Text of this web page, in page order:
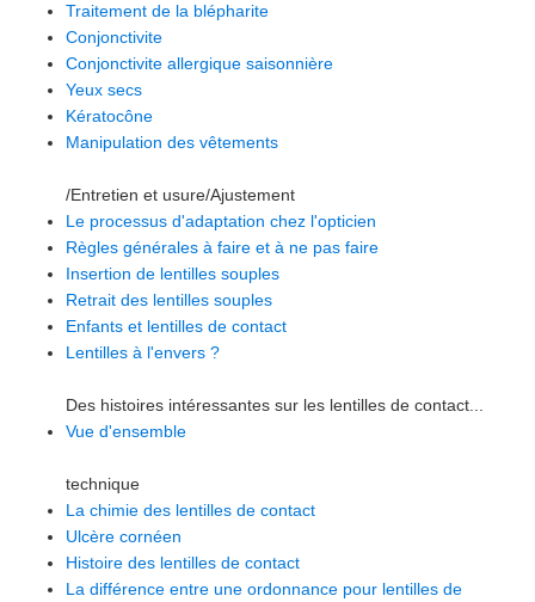
Traitement de la blépharite
Conjonctivite
Conjonctivite allergique saisonnière
Yeux secs
Kératocône
Manipulation des vêtements
/Entretien et usure/Ajustement
Le processus d'adaptation chez l'opticien
Règles générales à faire et à ne pas faire
Insertion de lentilles souples
Retrait des lentilles souples
Enfants et lentilles de contact
Lentilles à l'envers ?
Des histoires intéressantes sur les lentilles de contact...
Vue d'ensemble
technique
La chimie des lentilles de contact
Ulcère cornéen
Histoire des lentilles de contact
La différence entre une ordonnance pour lentilles de